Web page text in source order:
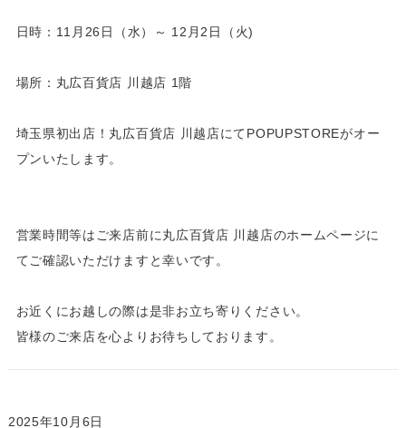
日時：11月26日（水）～ 12月2日（火)
場所：丸広百貨店 川越店 1階
埼玉県初出店！丸広百貨店 川越店にてPOPUPSTOREがオー
プンいたします。
営業時間等はご来店前に丸広百貨店 川越店のホームページに
てご確認いただけますと幸いです。
お近くにお越しの際は是非お立ち寄りください。
皆様のご来店を心よりお待ちしております。
2025年10月6日